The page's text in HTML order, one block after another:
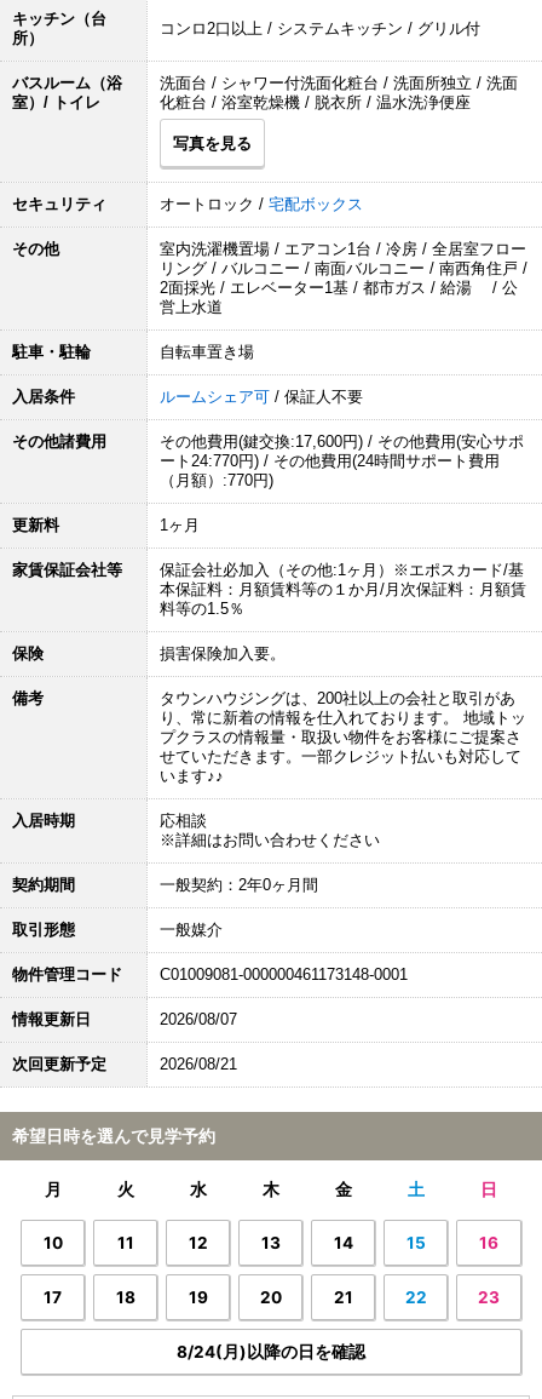
キッチン（台
所）
コンロ2口以上 / システムキッチン / グリル付
バスルーム（浴
室）/ トイレ
洗面台 / シャワー付洗面化粧台 / 洗面所独立 / 洗面
化粧台 / 浴室乾燥機 / 脱衣所 / 温水洗浄便座
写真を見る
セキュリティ オートロック / 宅配ボックス
その他
室内洗濯機置場 / エアコン1台 / 冷房 / 全居室フロー
リング / バルコニー / 南面バルコニー / 南西角住戸 /
2面採光 / エレベーター1基 / 都市ガス / 給湯 / 公
営上水道
駐車・駐輪 自転車置き場
入居条件 ルームシェア可 / 保証人不要
その他諸費用
その他費用(鍵交換:17,600円) / その他費用(安心サポ
ート24:770円) / その他費用(24時間サポート費用
（月額）:770円)
更新料 1ヶ月
家賃保証会社等
保証会社必加入（その他:1ヶ月）※エポスカード/基
本保証料：月額賃料等の１か月/月次保証料：月額賃
料等の1.5％
保険 損害保険加入要。
備考
タウンハウジングは、200社以上の会社と取引があ
り、常に新着の情報を仕入れております。 地域トッ
プクラスの情報量・取扱い物件をお客様にご提案さ
せていただきます。一部クレジット払いも対応して
います♪♪
入居時期
応相談
※詳細はお問い合わせください
契約期間 一般契約：2年0ヶ月間
取引形態 一般媒介
物件管理コード C01009081-000000461173148-0001
情報更新日 2026/08/07
次回更新予定 2026/08/21
希望日時を選んで見学予約
月 火 水 木 金 土 日
10 11 12 13 14 15 16
17 18 19 20 21 22 23
8/24(月)以降の日を確認